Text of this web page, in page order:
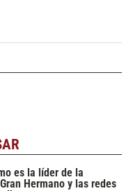
es la líder de la
Hermano y las redes